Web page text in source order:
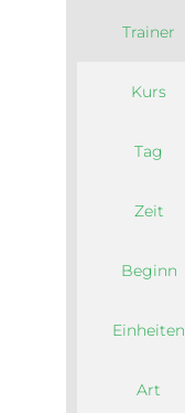
Trainer
Kurs
Tag
Zeit
Beginn
Einheiten
Art